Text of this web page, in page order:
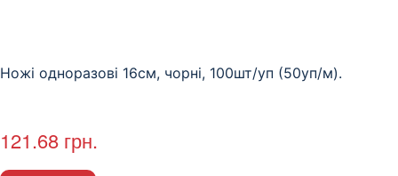
Ножі одноразові 16см, чорні, 100шт/уп (50уп/м).
121.68 грн.